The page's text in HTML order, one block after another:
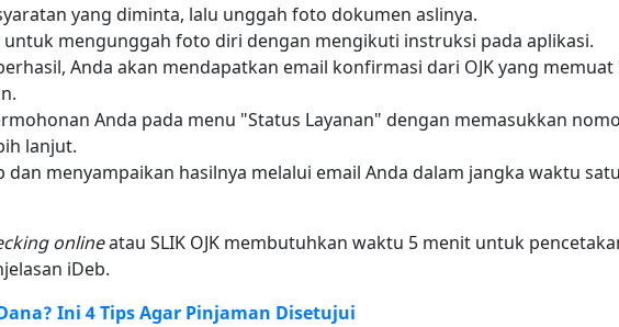
yang diminta, lalu unggah foto dokumen aslinya.
untuk mengunggah foto diri dengan mengikuti instruksi pada aplikasi.
Anda akan mendapatkan email konfirmasi dari OJK yang
Anda pada menu "Status Layanan" dengan memasukkan
lanjut.
dan menyampaikan hasilnya melalui email Anda dalam jangka waktu
onlineatau SLIK OJK membutuhkan waktu 5 menit untuk
iDeb.
Ini 4 Tips Agar Pinjaman Disetujui